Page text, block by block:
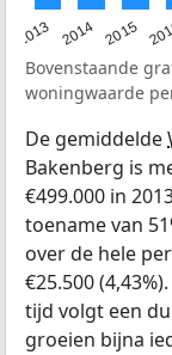
2013 2014 2015
Bovenstaande
woningwaarde
De gemiddelde
Bakenberg is
€499.000 in
toename van
over de hele
€25.500
tijd volgt een
groeien bijna